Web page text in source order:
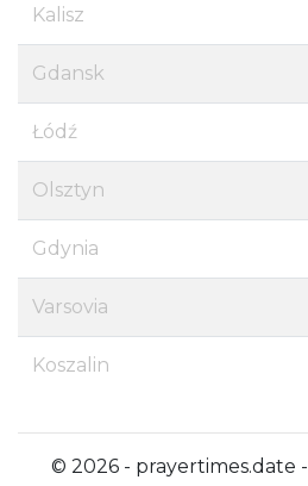
Kalisz
Gdansk
Łódź
Olsztyn
Gdynia
Varsovia
Koszalin
© 2026 - prayertimes.date -